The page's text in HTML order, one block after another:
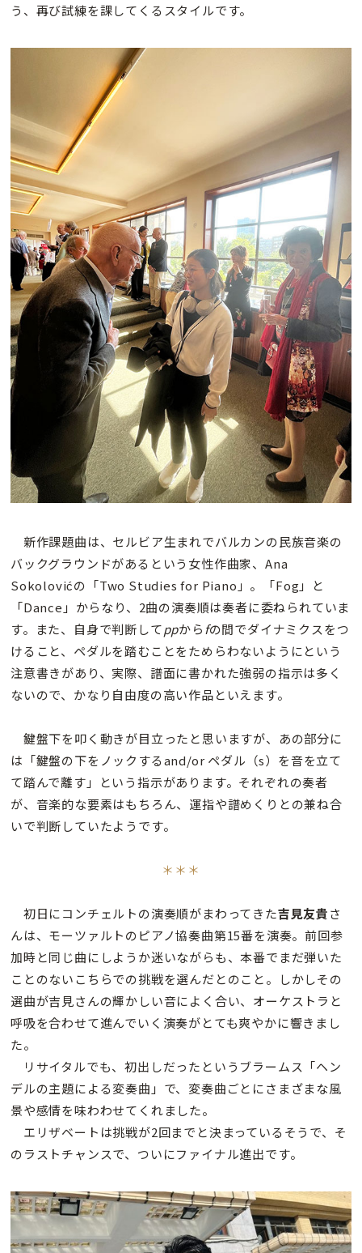
う、再び試練を課してくるスタイルです。
新作課題曲は、セルビア生まれでバルカンの民族音楽の
バックグラウンドがあるという女性作曲家、Ana
Sokolovićの「Two Studies for Piano」。「Fog」と
「Dance」からなり、2曲の演奏順は奏者に委ねられていま
す。また、自身で判断してppから fの間でダイナミクスをつ
けること、ペダルを踏むことをためらわないようにという
注意書きがあり、実際、譜面に書かれた強弱の指示は多く
ないので、かなり自由度の高い作品といえます。
鍵盤下を叩く動きが目立ったと思いますが、あの部分に
は「鍵盤の下をノックするand/or ペダル（s）を音を立て
て踏んで離す」という指示があります。それぞれの奏者
が、音楽的な要素はもちろん、運指や譜めくりとの兼ね合
いで判断していたようです。
＊＊＊
初日にコンチェルトの演奏順がまわってきた吉見友貴さ
んは、モーツァルトのピアノ協奏曲第15番を演奏。前回参
加時と同じ曲にしようか迷いながらも、本番でまだ弾いた
ことのないこちらでの挑戦を選んだとのこと。しかしその
選曲が吉見さんの輝かしい音によく合い、オーケストラと
呼吸を合わせて進んでいく演奏がとても爽やかに響きまし
た。
リサイタルでも、初出しだったというブラームス「ヘン
デルの主題による変奏曲」で、変奏曲ごとにさまざまな風
景や感情を味わわせてくれました。
エリザベートは挑戦が2回までと決まっているそうで、そ
のラストチャンスで、ついにファイナル進出です。